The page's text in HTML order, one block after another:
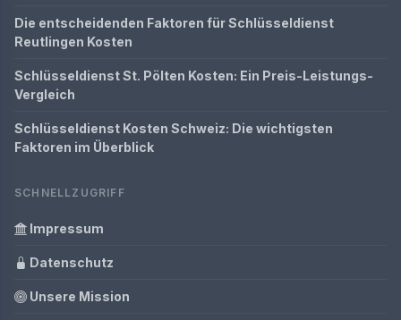
Die entscheidenden Faktoren für Schlüsseldienst
Reutlingen Kosten
Schlüsseldienst St. Pölten Kosten: Ein Preis-Leistungs-
Vergleich
Schlüsseldienst Kosten Schweiz: Die wichtigsten
Faktoren im Überblick
SCHNELLZUGRIFF
Impressum
Datenschutz
Unsere Mission